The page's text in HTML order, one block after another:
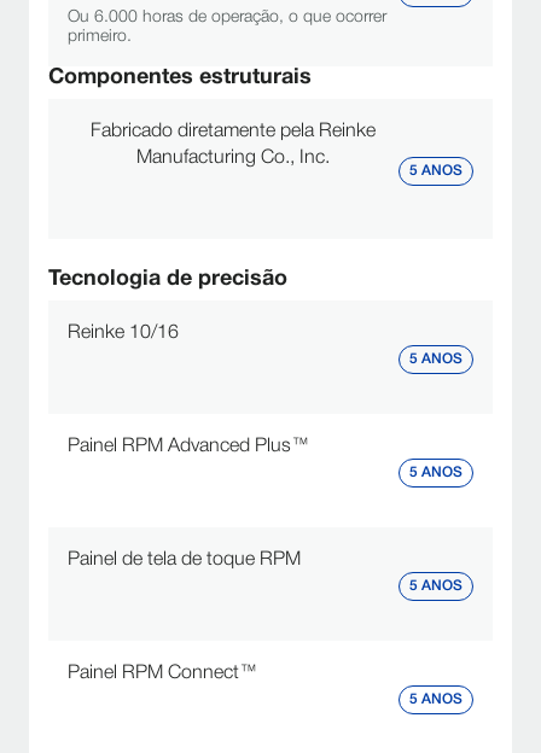
Ou 6.000 horas de operação, o que ocorrer
primeiro.
Componentes estruturais
Fabricado diretamente pela Reinke
Manufacturing Co., Inc.
5 ANOS
Tecnologia de precisão
Reinke 10/16
5 ANOS
Painel RPM Advanced Plus™
5 ANOS
Painel de tela de toque RPM
5 ANOS
Painel RPM Connect™
5 ANOS